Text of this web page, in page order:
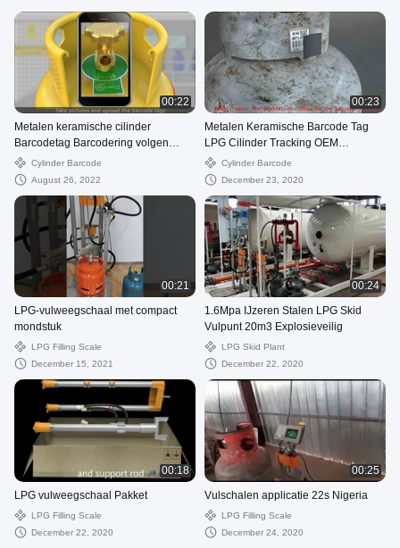
00:22
Metalen keramische cilinder
Barcodetag Barcodering volgen
(vickie@czxkdz.com)
Cylinder Barcode
August 26, 2022
00:23
Metalen Keramische Barcode Tag
LPG Cilinder Tracking OEM
Waterdicht
Cylinder Barcode
December 23, 2020
00:21
LPG-vulweegschaal met compact
mondstuk
LPG Filling Scale
December 15, 2021
00:24
1.6Mpa IJzeren Stalen LPG Skid
Vulpunt 20m3 Explosieveilig
LPG Skid Plant
December 22, 2020
00:18
LPG vulweegschaal Pakket
LPG Filling Scale
December 22, 2020
00:25
Vulschalen applicatie 22s Nigeria
LPG Filling Scale
December 24, 2020